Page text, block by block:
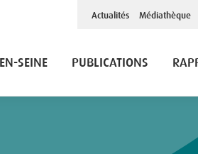
Top
Actualités Médiathèque
SEINE PUBLICATIONS